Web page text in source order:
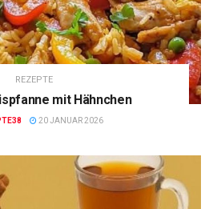
REZEPTE
mit Hähnchen
20 JANUAR 2026